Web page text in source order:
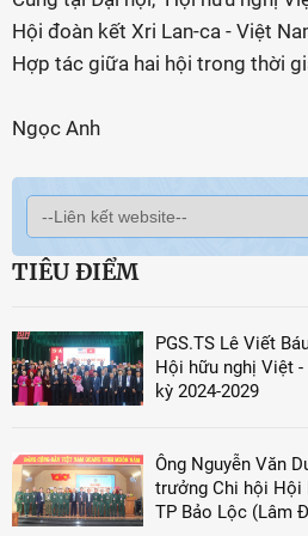
Hội đoàn kết Xri Lan-ca - Việt
Hợp tác giữa hai hội trong thời
Ngọc Anh
TIÊU ĐIỂM
PGS.TS Lê Viết
Hội hữu nghị Việt
kỳ 2024-2029
Ông Nguyễn Văn
trưởng Chi hội Hội
TP Bảo Lộc (Lâm